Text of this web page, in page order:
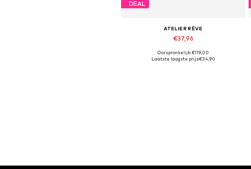
DEAL
ATELIER RÊVE
€37,96
Beschikbare maten: 34, 36
Oorspronkelijk: €119,00
Laatste laagste prijs:€34,90